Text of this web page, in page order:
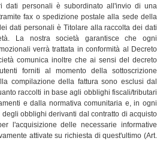
dati personali è subordinato all'invio di una
fax o spedizione postale alla sede della
dati personali è Titolare alla raccolta dei dati
La nostra società garantisce che ogni
verrà trattata in conformità al Decreto
comunica inoltre che ai sensi del decreto
forniti al momento della sottoscrizione
compilazione della fattura sono esclusi dal
raccolti in base agli obblighi fiscali/tributari
e dalla normativa comunitaria e, in ogni
obblighi derivanti dal contratto di acquisto
l'acquisizione delle necessarie informative
attivate su richiesta di quest'ultimo (Art.